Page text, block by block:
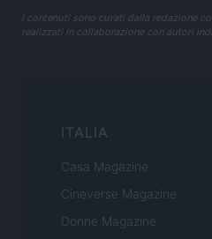
I contenuti sono curati dalla redazione
realizzati in collaborazione con autori
ITALIA
Casa Magazine
Cineverse Magazine
Donne Magazine